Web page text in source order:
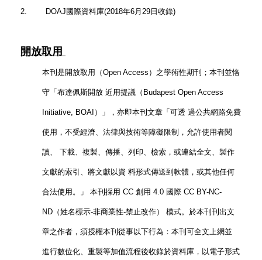
2. DOAJ國際資料庫(2018年6月29日收錄)
開放取用
本刊是開放取用（Open Access）之學術性期刊；本刊並恪
守「布達佩斯開放 近用提議（Budapest Open Access
Initiative, BOAI）」，亦即本刊文章「可透 過公共網路免費
使用，不受經濟、法律與技術等障礙限制，允許使用者閱
讀、 下載、複製、傳播、列印、檢索，或連結全文、製作
文獻的索引、將文獻以資 料形式傳送到軟體，或其他任何
合法使用。」 本刊採用 CC 創用 4.0 國際 CC BY-NC-
ND（姓名標示-非商業性-禁止改作） 模式。於本刊刊出文
章之作者，須授權本刊從事以下行為：本刊可全文上網並
進行數位化、重製等加值流程後收錄於資料庫，以電子形式